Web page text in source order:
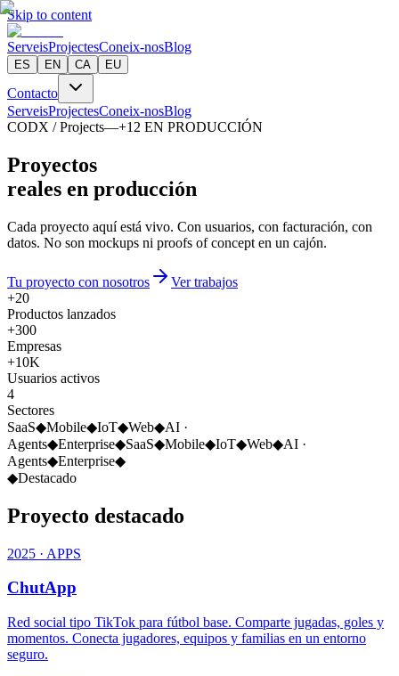
Skip to content
ServeisProjectesConeix-nosBlog
ES EN CA EU
Contacto
ServeisProjectesConeix-nosBlog
CODX / Projects—+12 EN PRODUCCIÓN
Proyectos
reales en producción
Cada proyecto aquí está vivo. Con usuarios, con facturación, con
datos. No son mockups ni proofs of concept en un cajón.
Tu proyecto con nosotros
Ver trabajos
+20
Productos lanzados
+300
Empresas
+10K
Usuarios activos
4
Sectores
SaaS◆Mobile◆IoT◆Web◆AI ·
Agents◆Enterprise◆SaaS◆Mobile◆IoT◆Web◆AI ·
Agents◆Enterprise◆
◆Destacado
Proyecto destacado
2025 · APPS
ChutApp
Red social tipo TikTok para fútbol base. Comparte jugadas, goles y
momentos. Conecta jugadores, equipos y familias en un entorno
seguro.